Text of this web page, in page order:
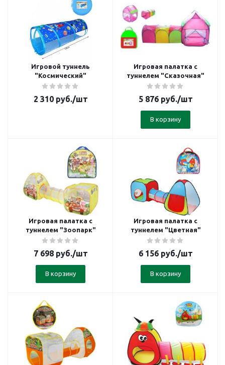
Игровой туннель
"Космический"
2 310руб./шт
Игровая палатка с
туннелем "Сказочная"
5 876руб./шт
В корзину
Игровая палатка с
туннелем "Зоопарк"
7 698руб./шт
В корзину
Игровая палатка с
туннелем "Цветная"
6 156руб./шт
В корзину